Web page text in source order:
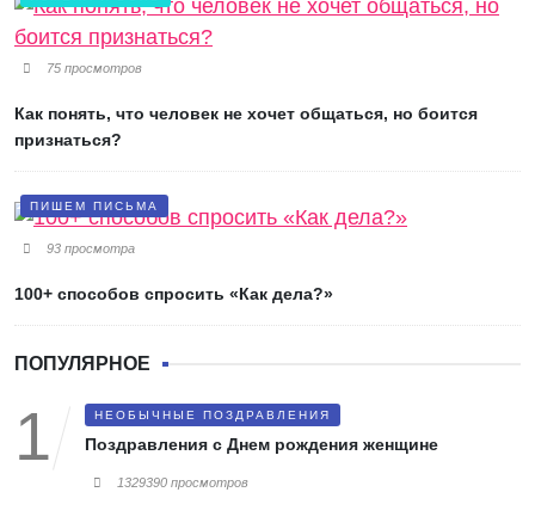
75 просмотров
Как понять, что человек не хочет общаться, но боится
признаться?
ПИШЕМ ПИСЬМА
93 просмотра
100+ способов спросить «Как дела?»
ПОПУЛЯРНОЕ
НЕОБЫЧНЫЕ ПОЗДРАВЛЕНИЯ
Поздравления с Днем рождения женщине
1329390 просмотров